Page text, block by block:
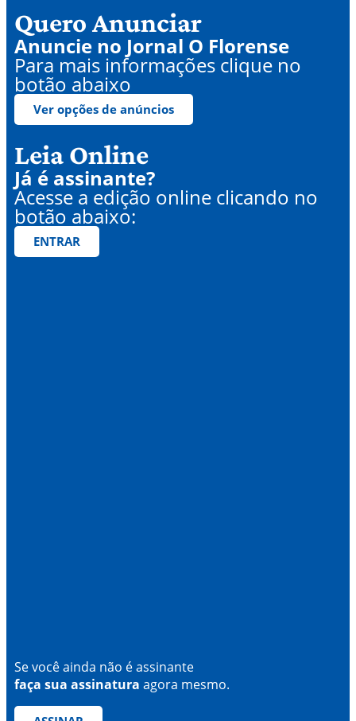
Quero Anunciar
Anuncie no Jornal O Florense
Para mais informações clique no
botão abaixo
Ver opções de anúncios
Leia Online
Já é assinante?
Acesse a edição online clicando no
botão abaixo:
ENTRAR
Se você ainda não é assinante
faça sua assinatura agora mesmo.